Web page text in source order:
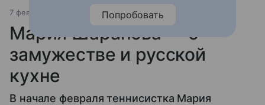
7 февраля 2017 Интервью
Мария Шарапова — о
замужестве и русской
кухне
В начале февраля теннисистка Мария
Попробовать